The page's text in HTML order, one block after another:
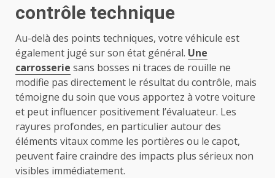
contrôle technique
Au-delà des points techniques, votre véhicule est
également jugé sur son état général. Une
carrosserie sans bosses ni traces de rouille ne
modifie pas directement le résultat du contrôle, mais
témoigne du soin que vous apportez à votre voiture
et peut influencer positivement l’évaluateur. Les
rayures profondes, en particulier autour des
éléments vitaux comme les portières ou le capot,
peuvent faire craindre des impacts plus sérieux non
visibles immédiatement.